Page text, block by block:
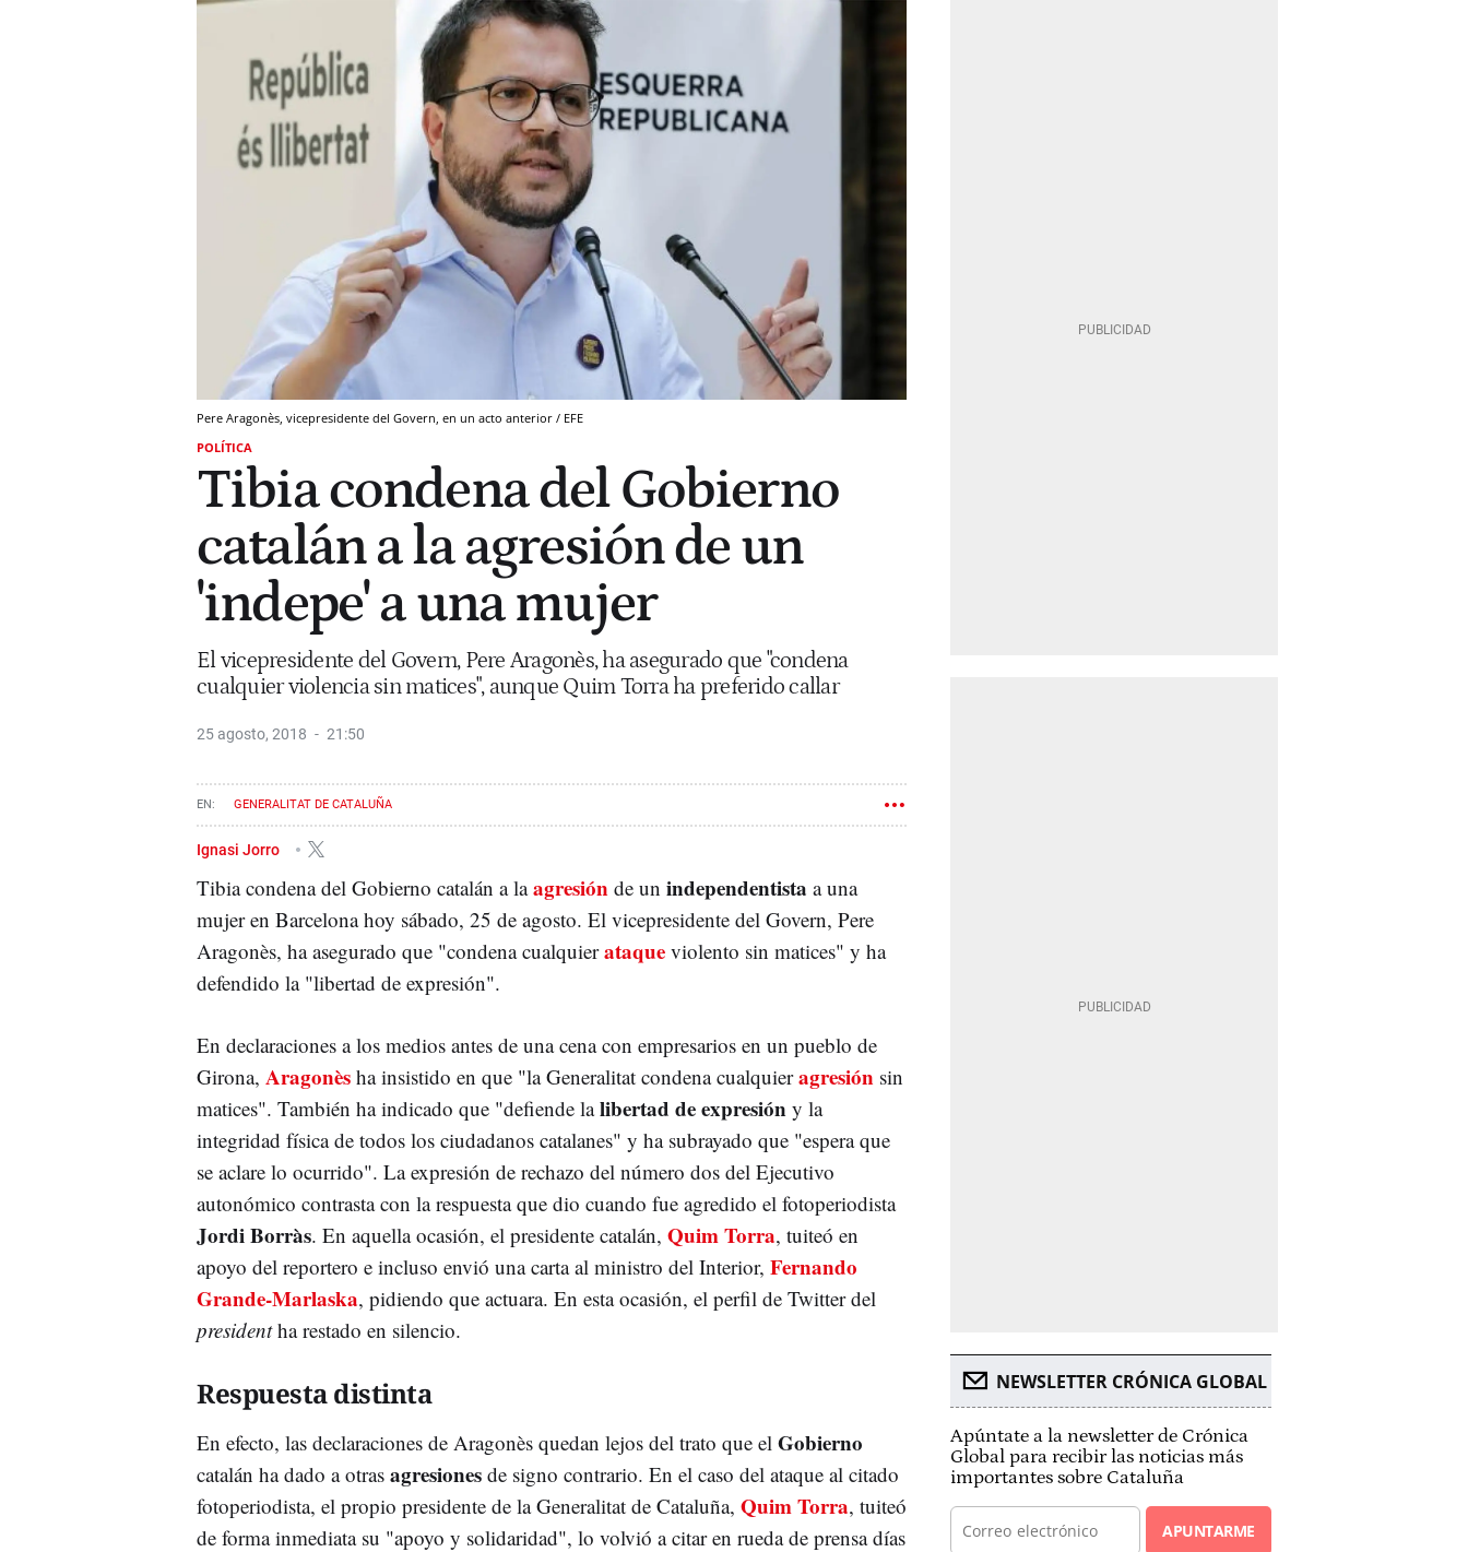
Pere Aragonès, vicepresidente del Govern, en un acto anterior / EFE
POLÍTICA
Tibia condena del Gobierno
catalán a la agresión de un
'indepe' a una mujer
El vicepresidente del Govern, Pere Aragonès, ha asegurado que "condena
cualquier violencia sin matices", aunque Quim Torra ha preferido callar
25 agosto, 2018 21:50
GENERALITAT DE CATALUÑA
Ignasi Jorro
Tibia condena del Gobierno catalán a laagresión de un independentista a una
mujer en Barcelona hoy sábado, 25 de agosto. El vicepresidente del Govern, Pere
Aragonès, ha asegurado que "condena cualquierataque violento sin matices" y ha
defendido la "libertad de expresión".
En declaraciones a los medios antes de una cena con empresarios en un pueblo de
Girona, Aragonès ha insistido en que "la Generalitat condena cualquieragresión sin
matices". También ha indicado que "defiende lalibertad de expresión y la
integridad física de todos los ciudadanos catalanes" y ha subrayado que "espera que
se aclare lo ocurrido". La expresión de rechazo del número dos del Ejecutivo
autonómico contrasta con la respuesta que dio cuando fue agredido el fotoperiodista
Jordi Borràs. En aquella ocasión, el presidente catalán, Quim Torra, tuiteó en
apoyo del reportero e incluso envió una carta al ministro del Interior, Fernando
Grande-Marlaska, pidiendo que actuara. En esta ocasión, el perfil de Twitter del
presidentha restado en silencio.
Respuesta distinta
En efecto, las declaraciones de Aragonès quedan lejos del trato que el Gobierno
catalán ha dado a otras agresiones de signo contrario. En el caso del ataque al citado
fotoperiodista, el propio presidente de la Generalitat de Cataluña, Quim Torra, tuiteó
de forma inmediata su "apoyo y solidaridad", lo volvió a citar en rueda de prensa días
NEWSLETTER CRÓNICA GLOBAL
Apúntate a la newsletter de Crónica
Global para recibir las noticias más
importantes sobre Cataluña
APUNTARME